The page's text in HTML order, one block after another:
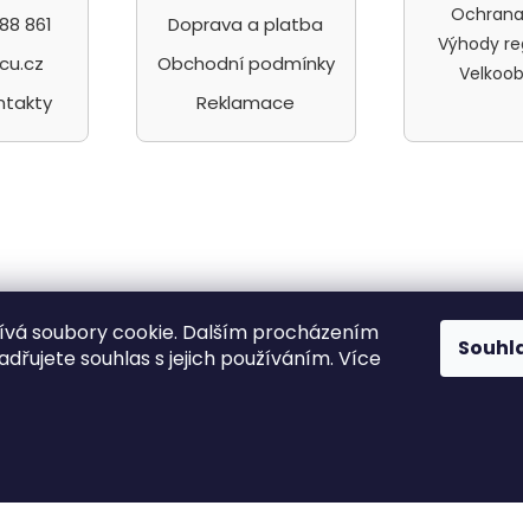
soubory cookie. Dalším procházením
souhlas s jejich používáním. Více
861
Doprava a platba
Obchodní podmínky
Reklamace
Výhody
a nit, radost mít.